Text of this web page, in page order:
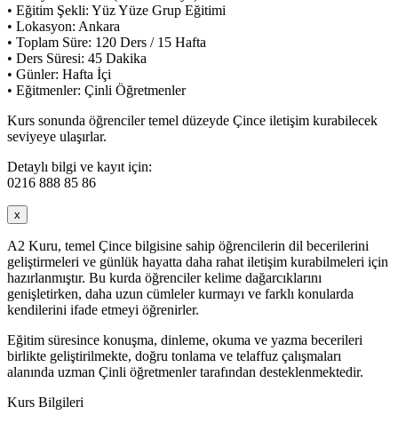
• Eğitim Şekli: Yüz Yüze Grup Eğitimi
• Lokasyon: Ankara
• Toplam Süre: 120 Ders / 15 Hafta
• Ders Süresi: 45 Dakika
• Günler: Hafta İçi
• Eğitmenler: Çinli Öğretmenler
Kurs sonunda öğrenciler temel düzeyde Çince iletişim kurabilecek
seviyeye ulaşırlar.
Detaylı bilgi ve kayıt için:
0216 888 85 86
x
A2 Kuru, temel Çince bilgisine sahip öğrencilerin dil becerilerini
geliştirmeleri ve günlük hayatta daha rahat iletişim kurabilmeleri için
hazırlanmıştır. Bu kurda öğrenciler kelime dağarcıklarını
genişletirken, daha uzun cümleler kurmayı ve farklı konularda
kendilerini ifade etmeyi öğrenirler.
Eğitim süresince konuşma, dinleme, okuma ve yazma becerileri
birlikte geliştirilmekte, doğru tonlama ve telaffuz çalışmaları
alanında uzman Çinli öğretmenler tarafından desteklenmektedir.
Kurs Bilgileri